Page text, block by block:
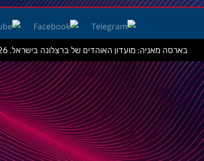
בארסה מאניה: מועדון האוהדים של ברצלונה בישראל. 1999-2026. כל הזכויות שמורות